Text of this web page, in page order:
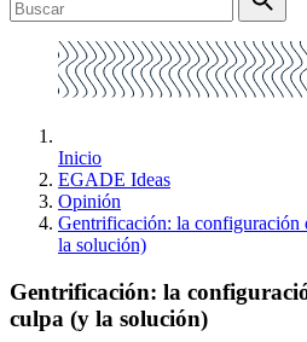
Inicio
EGADE Ideas
Opinión
Gentrificación: la configuración
la solución)
Gentrificación: la
culpa (y la solución)